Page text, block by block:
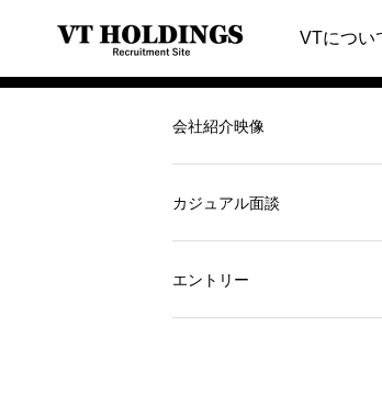
VTについ
会社紹介映
会社紹介映像
カジュアル面談
エントリー